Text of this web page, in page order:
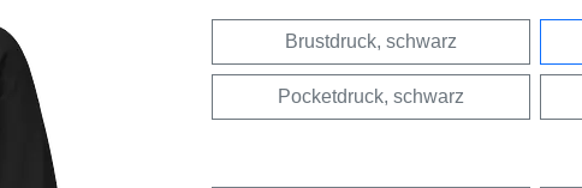
Brustdruck, schwarz
Pocketdruck, schwarz